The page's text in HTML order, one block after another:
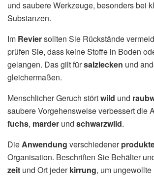
und saubere Werkzeuge, besonders bei
Substanzen.
Im Reviersollten Sie Rückstände
prüfen Sie, dass keine Stoffe in Boden
gelangen. Das gilt fürsalzlecken und
gleichermaßen.
Menschlicher Geruch störtwild und
saubere Vorgehensweise verbessert die
fuchs, marder und schwarzwild.
DieAnwendung verschiedener
Organisation. Beschriften Sie Behälter
zeit und Ort jederkirrung, um